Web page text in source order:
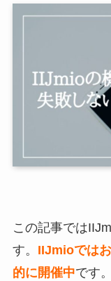
この記事では
す。 IIJmioでは
的に開催中です